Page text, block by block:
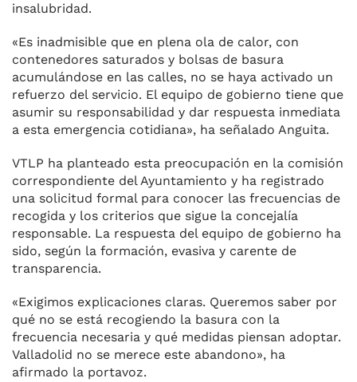
insalubridad.
«Es inadmisible que en plena ola de calor, con
contenedores saturados y bolsas de basura
acumulándose en las calles, no se haya activado un
refuerzo del servicio. El equipo de gobierno tiene que
asumir su responsabilidad y dar respuesta inmediata
a esta emergencia cotidiana», ha señalado Anguita.
VTLP ha planteado esta preocupación en la comisión
correspondiente del Ayuntamiento y ha registrado
una solicitud formal para conocer las frecuencias de
recogida y los criterios que sigue la concejalía
responsable. La respuesta del equipo de gobierno ha
sido, según la formación, evasiva y carente de
transparencia.
«Exigimos explicaciones claras. Queremos saber por
qué no se está recogiendo la basura con la
frecuencia necesaria y qué medidas piensan adoptar.
Valladolid no se merece este abandono», ha
afirmado la portavoz.